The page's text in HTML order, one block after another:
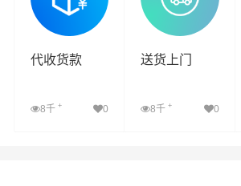
代收货款
8千 + 0
送货上门
8千+ 0